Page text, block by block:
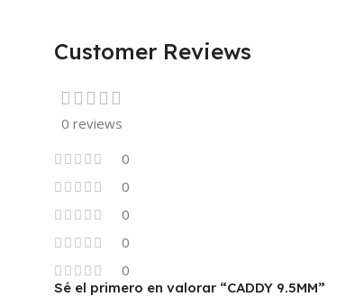
Customer Reviews
0 reviews
0
0
0
0
0
Sé el primero en valorar “CADDY 9.5MM”